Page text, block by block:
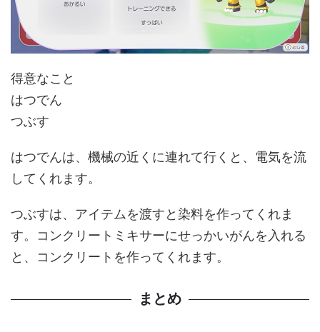
得意なこと
はつでん
つぶす
はつでんは、機械の近くに連れて行くと、電気を流
してくれます。
つぶすは、アイテムを渡すと染料を作ってくれま
す。コンクリートミキサーにせっかいがんを入れる
と、コンクリートを作ってくれます。
まとめ